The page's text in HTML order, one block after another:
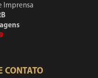
Imprensa
CONTATO